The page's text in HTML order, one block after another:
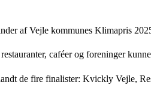
af Vejle kommunes Klimapris
caféer og foreninger
de fire finalister: Kvickly Vejle,